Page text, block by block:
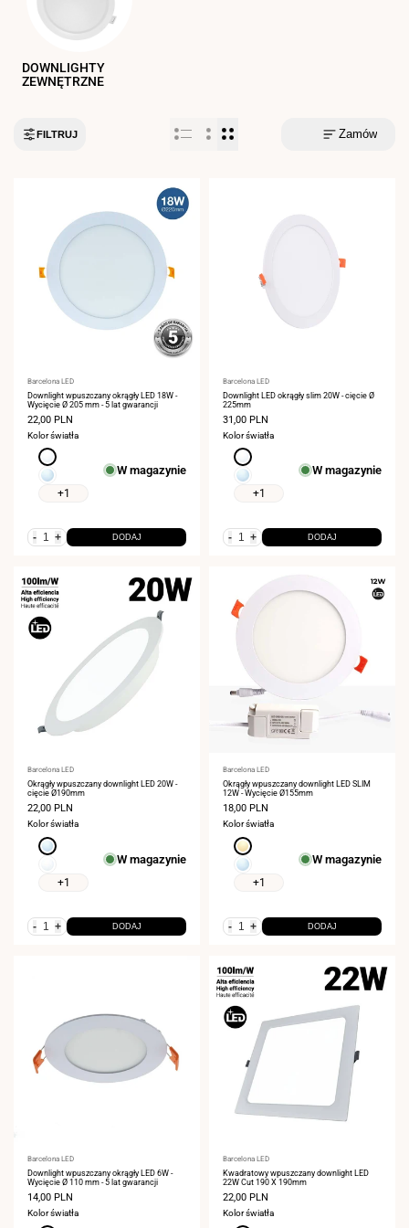
DOWNLIGHTY
ZEWNĘTRZNE
FILTRUJ Zamów
Dostawca:
Barcelona LED
Downlight wpuszczany okrągły LED 18W -
Wycięcie Ø 205 mm - 5 lat gwarancji
Cena
sprzedaży
22,00 PLN
Kolor światła
Neutralna
biel
4000K
Zimna
+1
W magazynie
- + DODAJ
Dostawca:
Barcelona LED
Downlight LED okrągły slim 20W - cięcie Ø
225mm
Cena
sprzedaży
31,00 PLN
Kolor światła
Neutralna
biel
4000K
Zimna
+1
W magazynie
- + DODAJ
Dostawca:
Barcelona LED
Okrągły wpuszczany downlight LED 20W -
cięcie Ø190mm
Cena
sprzedaży
22,00 PLN
Kolor światła
Zimna
6000K
+1
W magazynie
- + DODAJ
Dostawca:
Barcelona LED
Okrągły wpuszczany downlight LED SLIM
12W - Wycięcie Ø155mm
Cena
sprzedaży
18,00 PLN
Kolor światła
Ciepła
biel
3000K
Zimna
+1
W magazynie
- + DODAJ
Dostawca:
Barcelona LED
Downlight wpuszczany okrągły LED 6W -
Wycięcie Ø 110 mm - 5 lat gwarancji
Cena
sprzedaży
14,00 PLN
Kolor światła
Dostawca:
Barcelona LED
Kwadratowy wpuszczany downlight LED
22W Cut 190 X 190mm
Cena
sprzedaży
22,00 PLN
Kolor światła